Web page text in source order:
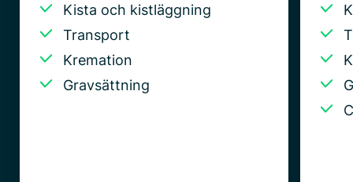
Kista och kistläggning
Transport
Kremation
Gravsättning